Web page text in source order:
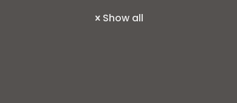
Show all